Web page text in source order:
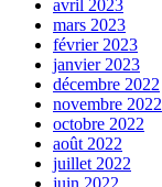
avril 2023
mars 2023
février 2023
janvier 2023
décembre 2022
novembre 2022
octobre 2022
août 2022
juillet 2022